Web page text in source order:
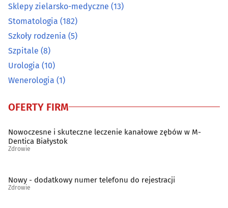
Ortopedia(19)
Osteopatia (2)
Pediatria(10)
Podstawowa opieka zdrowotna
Poradnictwo Psychologiczno-Pedagogiczne dla dzieci i
Poradnie noworodków i wcześniaków
Sklepy zielarsko-medyczne (13)
Stomatologia (182)
Szkoły rodzenia (5)
Szpitale (8)
Urologia (10)
Wenerologia (1)
OFERTY FIRM
Nowoczesne i skuteczne leczenie kanałowe zębów w M-
Dentica Białystok
Zdrowie
Nowy - dodatkowy numer telefonu do rejestracji
Zdrowie